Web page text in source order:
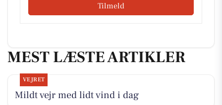
Tilmeld
MEST LÆSTE ARTIKLER
VEJRET
Mildt vejr med lidt vind i dag